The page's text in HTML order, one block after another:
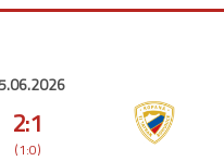
2:1
(1:0)